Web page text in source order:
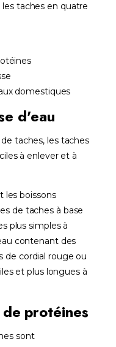
les taches en quatre
domestiques
d'eau
taches, les taches
à enlever et à
les boissons
de taches à base
plus simples à
contenant des
de cordial rouge ou
et plus longues à
protéines
sont